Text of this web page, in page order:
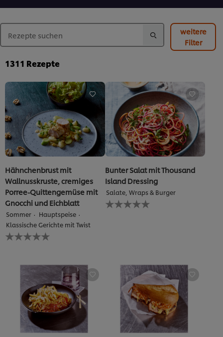
mit
Sui
Chicken
1.0
5
aus
1
Bewertungen.
recipe
weitere
Filter
1311 Rezepte
Hähnchenbrust mit
Wallnusskruste, cremiges
Porree-Quittengemüse mit
Gnocchi und Eichblatt
Sommer
Hauptspeise
Klassische Gerichte mit Twist
Keine
Bewertungen
recipe
abgegeben
Bunter Salat mit Thousand
Island Dressing
Salate, Wraps & Burger
Keine
Bewertungen